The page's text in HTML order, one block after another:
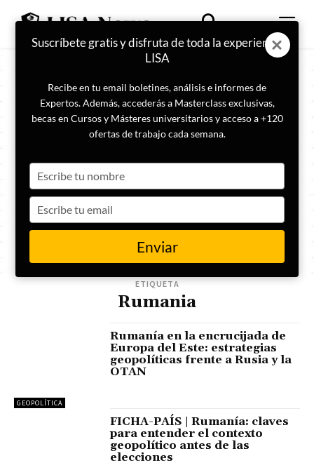
ETIQUETA
Rumania
GEOPOLÍTICA
Rumanía en la encrucijada de
Europa del Este: estrategias
geopolíticas frente a Rusia y la
OTAN
FICHA-PAÍS | Rumanía: claves
para entender el contexto
geopolítico antes de las
elecciones
Suscríbete gratis y disfruta de toda la experiencia
LISA
Recibe en tu email boletines, análisis e informes de
Expertos. Además, accederás a Masterclass exclusivas,
becas en Cursos y Másteres universitarios y acceso a +120
ofertas de trabajo cada semana.
your
name
your
email
Enviar